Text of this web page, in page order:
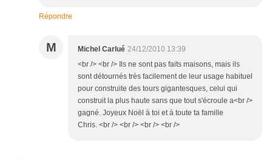
Répondre
M Michel Carlué 24/12/2010 13:39
<br /> <br /> Ils ne sont pas faits maisons, mais ils
sont détournés très facilement de leur usage habituel
pour construite des tours gigantesques, celui qui
construit la plus haute sans que tout s'écroule a<br />
gagné. Joyeux Noël à toi et à toute ta famille
Chris. <br /> <br /> <br /> <br />